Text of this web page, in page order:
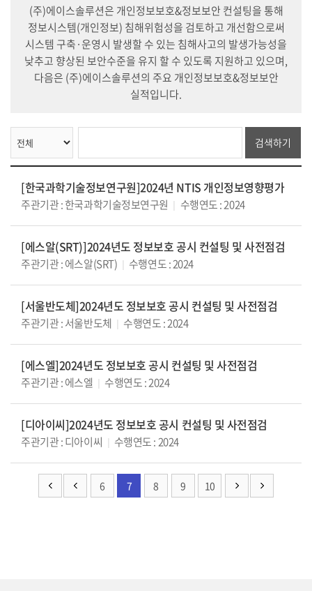
(주)에이스솔루션은 개인정보보호&정보보안 컨설팅을 통해
정보시스템(개인정보) 침해위험성을 검토하고 개선함으로써
시스템 구축·운영시 발생할 수 있는 침해사고의 발생가능성을
낮추고 향상된 보안수준을 유지 할 수 있도록 지원하고 있으며,
다음은 (주)에이스솔루션의 주요 개인정보보호&정보보안
실적입니다.
검색하기
[한국과학기술정보연구원]2024년 NTIS 개인정보영향평가
주관기관 : 한국과학기술정보연구원 수행연도 : 2024
[에스알(SRT)]2024년도 정보보호 공시 컨설팅 및 사전점검
주관기관 : 에스알(SRT) 수행연도 : 2024
[서울반도체]2024년도 정보보호 공시 컨설팅 및 사전점검
주관기관 : 서울반도체 수행연도 : 2024
[에스엘]2024년도 정보보호 공시 컨설팅 및 사전점검
주관기관 : 에스엘 수행연도 : 2024
[디아이씨]2024년도 정보보호 공시 컨설팅 및 사전점검
주관기관 : 디아이씨 수행연도 : 2024
6 7 8 9 10